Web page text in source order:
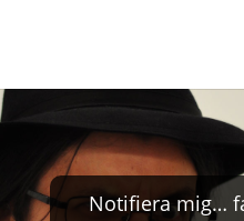
Notifiera mig…